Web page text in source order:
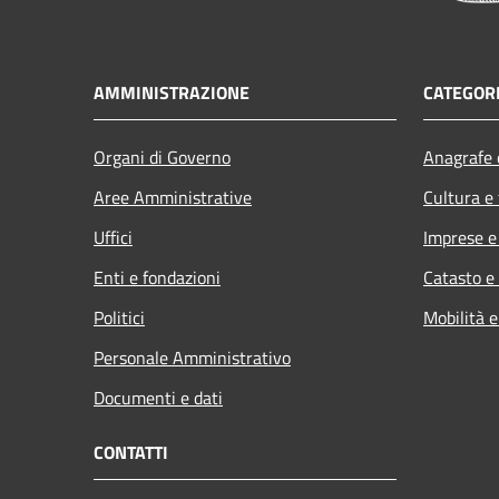
AMMINISTRAZIONE
Organi di Governo
Aree Amministrative
Uffici
Enti e fondazioni
Politici
Personale Amministrativo
Documenti e dati
Cultura
Imprese
Catasto
Mobilità
CONTATTI